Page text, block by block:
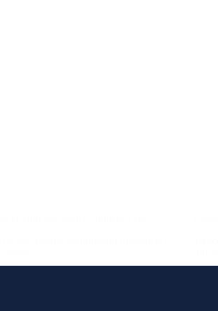
15 abril, 2016